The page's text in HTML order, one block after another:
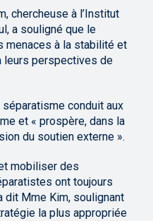
chercheuse à l’Institut
a souligné que le
menaces à la stabilité et
leurs perspectives de
conduit aux
et « prospère, dans la
du soutien externe ».
mobiliser des
ont toujours
dit Mme Kim, soulignant
la plus appropriée